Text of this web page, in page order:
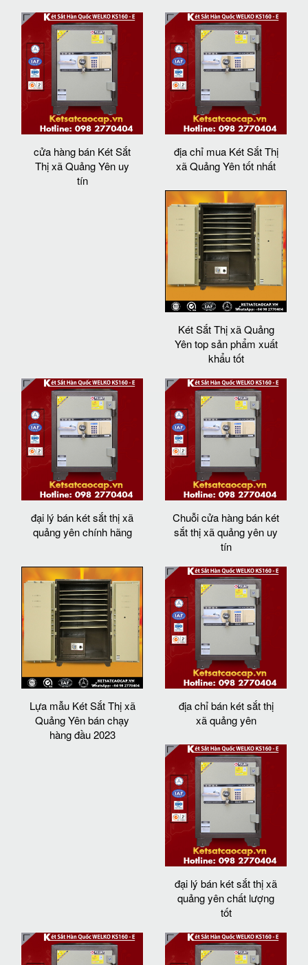
cửa hàng bán Két Sắt
Thị xã Quảng Yên uy
tín
địa chỉ mua Két Sắt Thị
xã Quảng Yên tốt nhất
Két Sắt Thị xã Quảng
Yên top sản phẩm xuất
khẩu tốt
đại lý bán két sắt thị xã
quảng yên chính hãng
Chuỗi cửa hàng bán két
sắt thị xã quảng yên uy
tín
Lựa mẫu Két Sắt Thị xã
Quảng Yên bán chạy
hàng đầu 2023
địa chỉ bán két sắt thị
xã quảng yên
đại lý bán két sắt thị xã
quảng yên chất lượng
tốt